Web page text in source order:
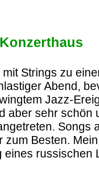
mit Strings zu
Abend,
Jazz-
aber sehr schön
Songs
zum Besten.
eines russischen